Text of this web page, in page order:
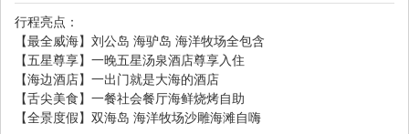
行程亮点：
【最全威海】刘公岛 海驴岛 海洋牧场全包含
【五星尊享】一晚五星汤泉酒店尊享入住
【海边酒店】一出门就是大海的酒店
【舌尖美食】一餐社会餐厅海鲜烧烤自助
【全景度假】双海岛 海洋牧场沙雕海滩自嗨